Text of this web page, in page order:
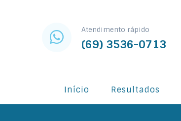
Atendimento rápido
(69) 3536-0713
Início Resultados